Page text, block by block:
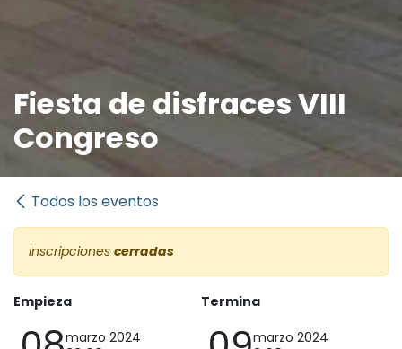
Fiesta de disfraces VIII
Congreso
Todos los eventos
Inscripciones cerradas
Empieza
marzo 2024
Termina
marzo 2024